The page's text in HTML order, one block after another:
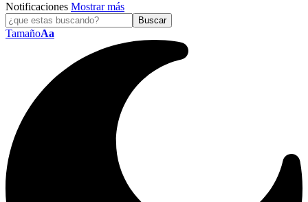
Notificaciones Mostrar más
TamañoAa